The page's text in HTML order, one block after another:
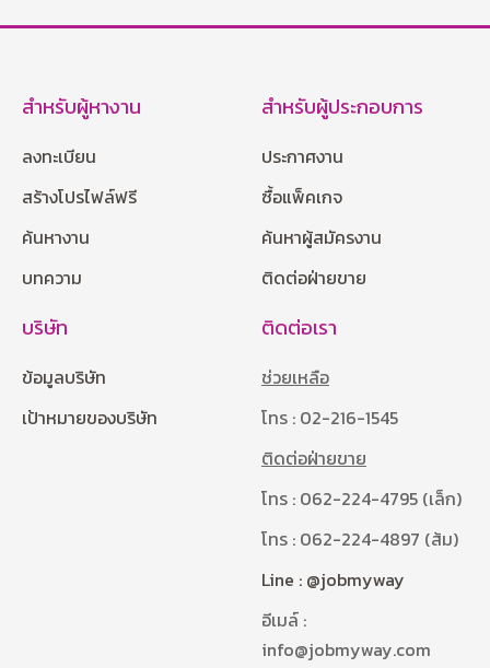
สำหรับผู้หางาน
ลงทะเบียน
สร้างโปรไฟล์ฟรี
ค้นหางาน
บทความ
สำหรับผู้ประกอบการ
ประกาศงาน
ซื้อแพ็คเกจ
ค้นหาผู้สมัครงาน
ติดต่อฝ่ายขาย
บริษัท
ข้อมูลบริษัท
เป้าหมายของบริษัท
ติดต่อเรา
ช่วยเหลือ
โทร : 02-216-1545
ติดต่อฝ่ายขาย
โทร : 062-224-4795 (เล็ก)
โทร : 062-224-4897 (ส้ม)
Line : @jobmyway
อีเมล์ :
info@jobmyway.com